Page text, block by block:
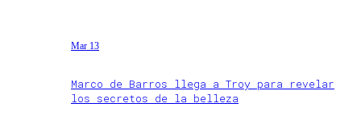
Mar 13
Marco de Barros llega a Troy para revelar
los secretos de la belleza